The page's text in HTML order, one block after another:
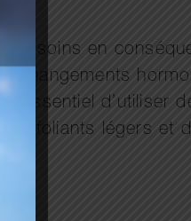
soins en
changements
essentiel d’utiliser
exfoliants légers et